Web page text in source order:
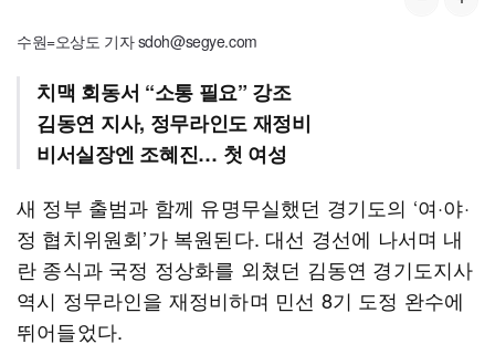
수원=오상도 기자 sdoh@segye.com
치맥 회동서 “소통 필요” 강조
김동연 지사, 정무라인도 재정비
비서실장엔 조혜진… 첫 여성
새 정부 출범과 함께 유명무실했던 경기도의 ‘여·야·
정 협치위원회’가 복원된다. 대선 경선에 나서며 내
란 종식과 국정 정상화를 외쳤던 김동연 경기도지사
역시 정무라인을 재정비하며 민선 8기 도정 완수에
뛰어들었다.